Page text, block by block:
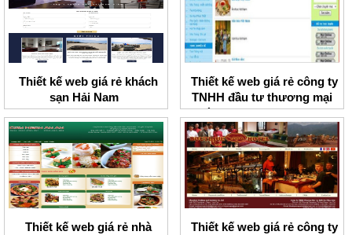
Thiết kế web giá rẻ khách
sạn Hải Nam
Thiết kế web giá rẻ công ty
TNHH đầu tư thương mại
và dịch vụ Gia Vượng
Thiết kế web giá rẻ nhà
Thiết kế web giá rẻ công ty